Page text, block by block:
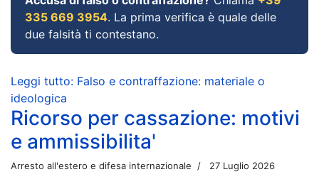
335 669 3954. La prima verifica è quale delle
due falsità ti contestano.
Leggi tutto: Falso e contraffazione: materiale o
ideologica
Ricorso per cassazione: motivi
e ammissibilita'
Arresto all'estero e difesa internazionale 27 Luglio 2026